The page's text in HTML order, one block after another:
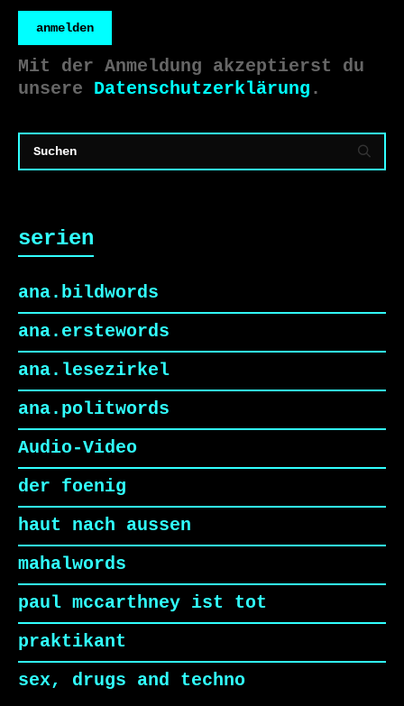
anmelden
Mit der Anmeldung akzeptierst du
unsere Datenschutzerklärung .
serien
ana.bildwords
ana.erstewords
ana.lesezirkel
ana.politwords
Audio-Video
der foenig
haut nach aussen
mahalwords
paul mccarthney ist tot
praktikant
sex, drugs and techno